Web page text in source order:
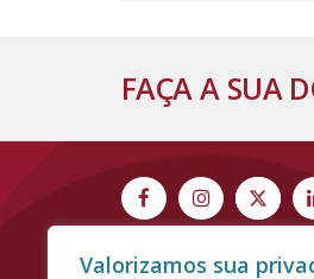
Valorizamos sua
FAÇA A SUA